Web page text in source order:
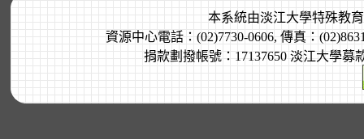
本系統由淡江大學特殊教
資源中心電話：(02)7730-0606, 傳真：
捐款劃撥帳號：17137650 淡江大學